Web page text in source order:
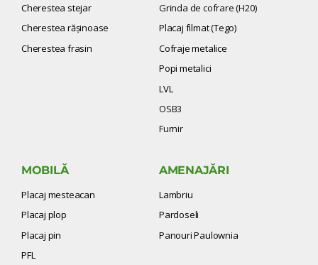
Cherestea stejar
Cherestea răşinoase
Cherestea frasin
Grinda de cofrare (H20)
Placaj filmat (Tego)
Cofraje metalice
Popi metalici
LVL
OSB3
Furnir
MOBILĂ
Placaj mesteacan
Placaj plop
Placaj pin
PFL
AMENAJĂRI
Lambriu
Pardoseli
Panouri Paulownia